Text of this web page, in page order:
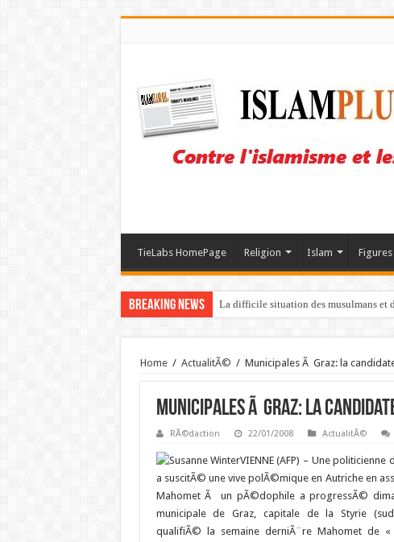
TieLabs HomePage Religion Islam Figures
Breaking News La difficile situation des musulmans et
Home / ActualitÃ© / Municipales Ã Graz: la
Municipales Ã Graz: la
RÃ©daction 22/01/2008 ActualitÃ©
VIENNE (AFP) – Une politicienne
a suscitÃ© une vive polÃ©mique en Autriche en
Mahomet Ã un pÃ©dophile a progressÃ©
municipale de Graz, capitale de la Styrie
qualifiÃ© la semaine derniÃ¨re Mahomet de «